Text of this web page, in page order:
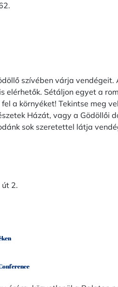
szívében várja vendégeit.
elérhetők. Sétáljon egyet a
a környéket! Tekintse meg
Házát, vagy a Gödöllői
sok szeretettel látja
út 2.